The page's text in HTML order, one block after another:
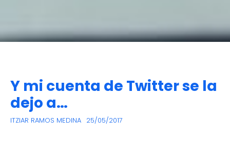
Y mi cuenta de Twitter se la
dejo a…
ITZIAR RAMOS MEDINA 25/05/2017